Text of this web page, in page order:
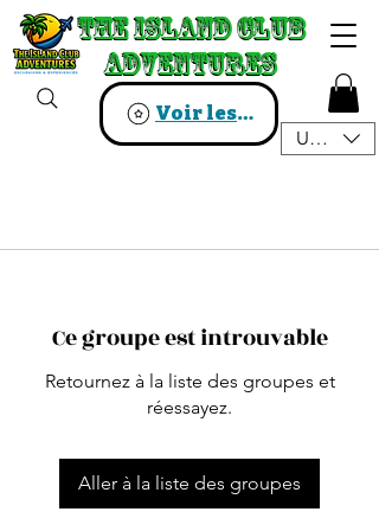
The Island Club
Adventures
The Island Club
Adventures
Voir les points
USD ($)
Ce groupe est introuvable
Retournez à la liste des groupes et
réessayez.
Aller à la liste des groupes